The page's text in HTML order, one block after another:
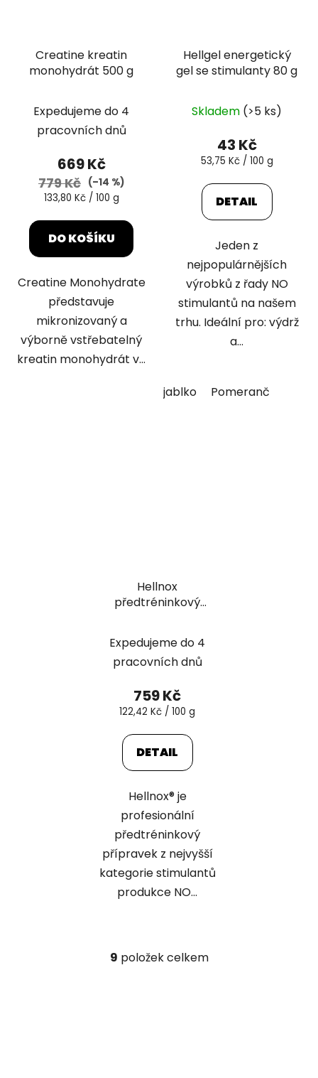
Creatine kreatin
monohydrát 500 g
Expedujeme do 4
pracovních dnů
669 Kč
779 Kč (–14 %)
Měrná
133,80 Kč / 100 g
DO KOŠÍKU
Creatine Monohydrate
představuje
mikronizovaný a
výborně vstřebatelný
kreatin monohydrát v...
Hellgel energetický
gel se stimulanty 80 g
Skladem (>5 ks)
43 Kč
Měrná
53,75 Kč / 100 g
DETAIL
Jeden z
nejpopulárnějších
výrobků z řady NO
stimulantů na našem
trhu. Ideální pro: výdrž
a...
jablko Pomeranč
Hellnox
předtréninkový
Expedujeme do 4
pracovních dnů
759 Kč
Měrná
122,42 Kč / 100 g
DETAIL
Hellnox® je
profesionální
předtréninkový
přípravek z nejvyšší
kategorie stimulantů
produkce NO...
O
9 položek celkem